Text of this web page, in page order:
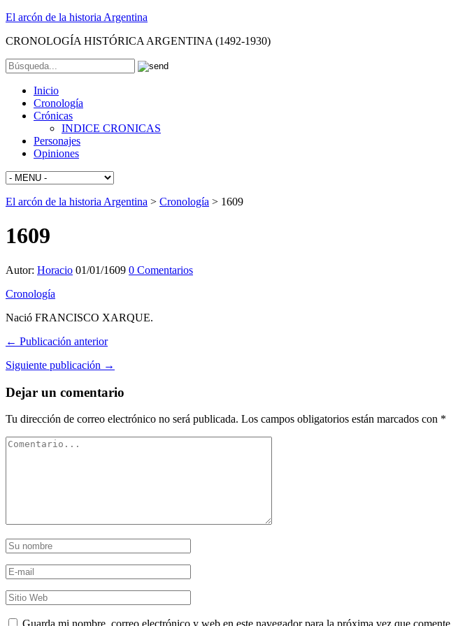
El arcón de la historia Argentina
CRONOLOGÍA HISTÓRICA ARGENTINA (1492-1930)
Inicio
Cronología
Crónicas
INDICE CRONICAS
Personajes
Opiniones
El arcón de la historia Argentina > Cronología > 1609
1609
Autor: Horacio 01/01/1609 0 Comentarios
Cronología
Nació FRANCISCO XARQUE.
← Publicación anterior
Siguiente publicación →
Dejar un comentario
Tu dirección de correo electrónico no será publicada. Los campos obligatorios están marcados con *